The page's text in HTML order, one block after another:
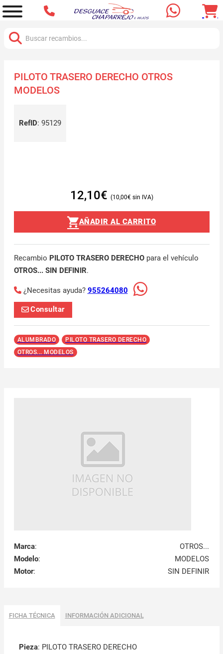
PILOTO TRASERO DERECHO OTROS
MODELOS
RefID: 95129
12,10€ 10,00€
AÑADIR AL CARRITO
Recambio PILOTO TRASERO DERECHOpara el vehículo
OTROS... SIN DEFINIR.
¿Necesitas ayuda? 955264080
Consultar
ALUMBRADO
PILOTO TRASERO DERECHO
OTROS... MODELOS
Marca:
OTROS...
Modelo:
MODELOS
Motor: SIN DEFINIR
FICHA TÉCNICA INFORMACIÓN ADICIONAL
Pieza: PILOTO TRASERO DERECHO